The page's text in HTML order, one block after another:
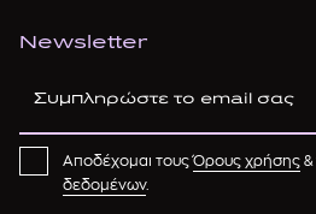
Newsletter
Αποδέχομαι τουςΌρους χρήσης &
δεδομένων.